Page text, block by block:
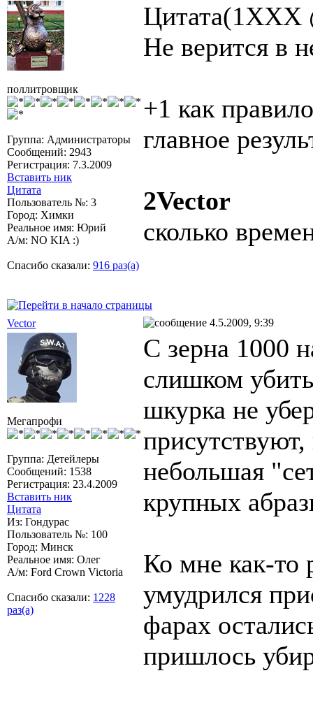
поллитровщик
Группа: Администраторы
Сообщений: 2943
Регистрация: 7.3.2009
Вставить ник
Цитата
Пользователь №: 3
Город: Химки
Реальное имя: Юрий
А/м: NO KIA :)
Спасибо сказали: 916 раз(а)
Цитата(1XXX
Не верится в
+1 как
главное
2Vector
сколько
Vector 4.5.2009, 9:39
Мегапрофи
Группа: Детейлеры
Сообщений: 1538
Регистрация: 23.4.2009
Вставить ник
Цитата
Из: Гондурас
Пользователь №: 100
Город: Минск
Реальное имя: Олег
А/м: Ford Crown Victoria
Спасибо сказали: 1228
раз(а)
С зерна 1000
слишком
шкурка не
небольшая
крупных
Ко мне как-то
умудрился
фарах
пришлось